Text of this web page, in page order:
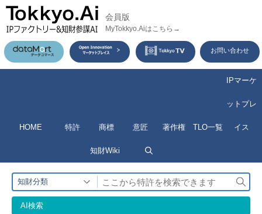
コ
ン
テ
ン
プ
会員版
MyTokkyo.Aiはこちら→
お問い合わせ
HOME 特許 商標 意匠 著作権 TLO一覧
IPマーケ
ットプレ
イス
知財Wiki
知財分類
検
索
AI検索